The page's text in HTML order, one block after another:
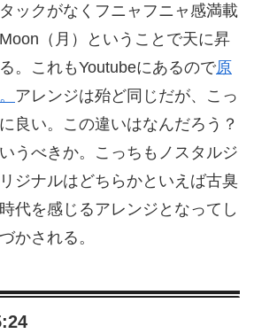
ックがなくフニャフニャ感満載
（月）ということで天に昇
。これもYoutubeにあるので原
アレンジは殆ど同じだが、こっ
良い。この違いはなんだろう？
うべきか。こっちもノスタルジ
ジナルはどちらかといえば古臭
代を感じるアレンジとなってし
かされる。